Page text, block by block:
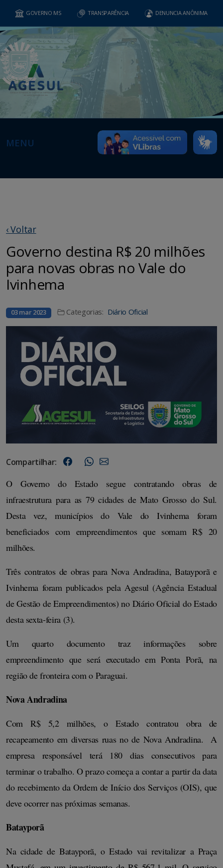
GOVERNO MS TRANSPARÊNCIA DENUNCIA ANÔNIMA
MENU
‹ Voltar
Governo destina R$ 20 milhões
para novas obras no Vale do
Ivinhema
03 mar 2023 Categorias: Diário Oficial
Compartilhar:
O Governo do Estado segue contratando obras de
infraestrutura para as 79 cidades de Mato Grosso do Sul.
Desta vez, municípios do Vale do Ivinhema foram
beneficiados com empreendimentos que somam R$ 20
milhões.
Três contratos de obras para Nova Andradina, Batayporã e
Ivinhema foram publicados pela Agesul (Agência Estadual
de Gestão de Empreendimentos) no Diário Oficial do Estado
desta sexta-feira (3).
Um quarto documento traz informações sobre
empreendimento que será executado em Ponta Porã, na
região de fronteira com o Paraguai.
Nova Andradina
Com R$ 5,2 milhões, o Estado contratou obra de
recapeamento em diversas ruas no de Nova Andradina. A
empresa responsável terá 180 dias consecutivos para
terminar o trabalho. O prazo começa a contar a partir da data
do recebimento da Ordem de Início dos Serviços (OIS), que
deve ocorrer nas próximas semanas.
Batayporã
Na cidade de Batayporã, o Estado vai revitalizar a Praça